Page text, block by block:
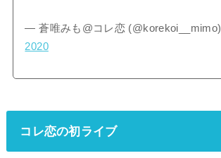
— 蒼唯みも@コレ恋 (@korekoi__mimo)
2020
コレ恋の初ライブ